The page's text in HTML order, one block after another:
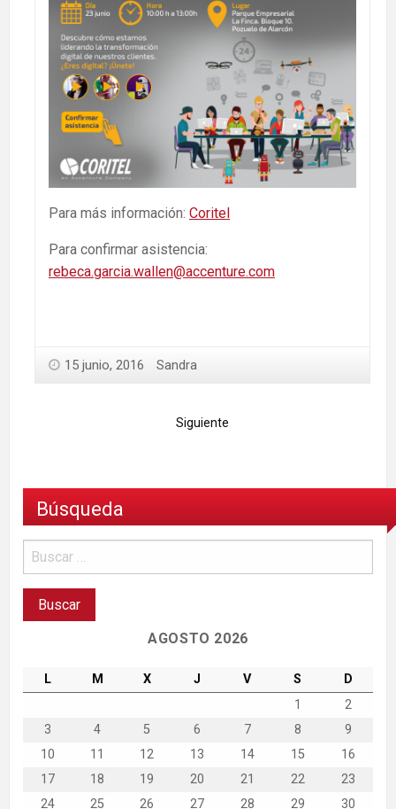
Para más información: Coritel
Para confirmar asistencia:
rebeca.garcia.wallen@accenture.com
15 junio, 2016 Sandra
Siguiente
Búsqueda
AGOSTO 2026
L M X J V S
D
1
2
3
4 5 6 7 8
9
10
11 12 13 14 15
16
17
18 19 20 21 22
23
24
25 26 27 28 29
30